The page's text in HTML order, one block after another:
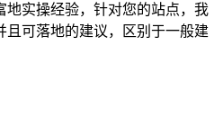
地实操经验，针对您的站点，我
且可落地的建议，区别于一般建